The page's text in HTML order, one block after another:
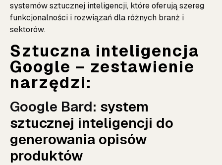
systemów sztucznej inteligencji, które oferują szereg
funkcjonalności i rozwiązań dla różnych branż i
sektorów.
Sztuczna inteligencja
Google – zestawienie
narzędzi:
Google Bard: system
sztucznej inteligencji do
generowania opisów
produktów